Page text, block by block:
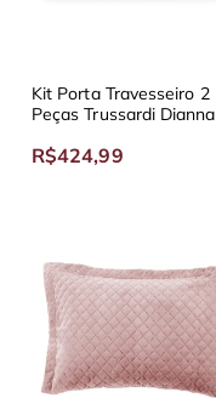
Kit Porta Travesseiro 2
Peças Trussardi Dianna
R$424,99